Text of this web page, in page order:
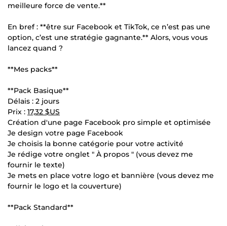
meilleure force de vente.**
En bref : **être sur Facebook et TikTok, ce n’est pas une
option, c’est une stratégie gagnante.** Alors, vous vous
lancez quand ?
**Mes packs**
**Pack Basique**
Délais : 2 jours
Prix : 17,32 $US
Création d'une page Facebook pro simple et optimisée
Je design votre page Facebook
Je choisis la bonne catégorie pour votre activité
Je rédige votre onglet " À propos " (vous devez me
fournir le texte)
Je mets en place votre logo et bannière (vous devez me
fournir le logo et la couverture)
**Pack Standard**